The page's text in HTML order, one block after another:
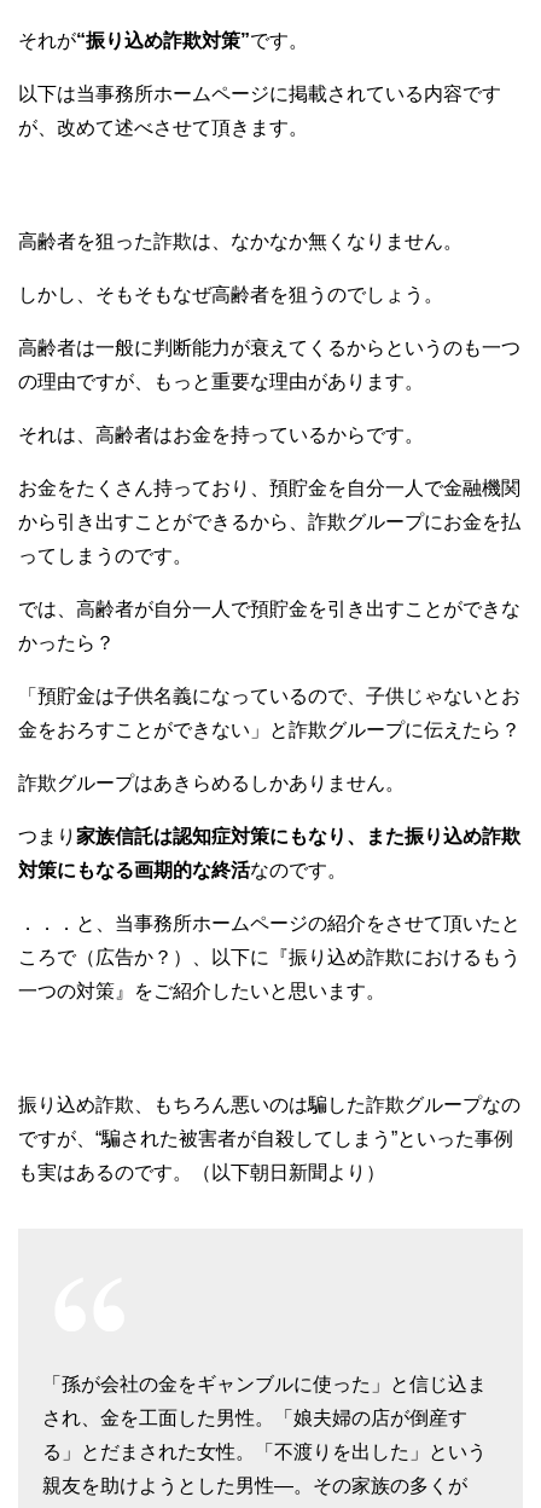
それが“振り込め詐欺対策”です。
以下は当事務所ホームページに掲載されている内容です
が、改めて述べさせて頂きます。
高齢者を狙った詐欺は、なかなか無くなりません。
しかし、そもそもなぜ高齢者を狙うのでしょう。
高齢者は一般に判断能力が衰えてくるからというのも一つ
の理由ですが、もっと重要な理由があります。
それは、高齢者はお金を持っているからです。
お金をたくさん持っており、預貯金を自分一人で金融機関
から引き出すことができるから、詐欺グループにお金を払
ってしまうのです。
では、高齢者が自分一人で預貯金を引き出すことができな
かったら？
「預貯金は子供名義になっているので、子供じゃないとお
金をおろすことができない」と詐欺グループに伝えたら？
詐欺グループはあきらめるしかありません。
つまり 家族信託は認知症対策にもなり、また振り込め詐欺
対策にもなる画期的な終活なのです。
．．．と、当事務所ホームページの紹介をさせて頂いたと
ころで（広告か？）、以下に『振り込め詐欺におけるもう
一つの対策』をご紹介したいと思います。
振り込め詐欺、もちろん悪いのは騙した詐欺グループなの
ですが、“騙された被害者が自殺してしまう”といった事例
も実はあるのです。（以下朝日新聞より）
「孫が会社の金をギャンブルに使った」と信じ込ま
され、金を工面した男性。「娘夫婦の店が倒産す
る」とだまされた女性。「不渡りを出した」という
親友を助けようとした男性―。その家族の多くが